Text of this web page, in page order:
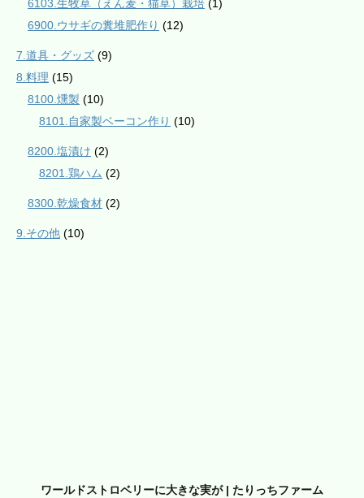
6103.生牧草（えん麦・猫草）栽培 (1)
6900.ウサギの糞堆肥作り (12)
7.道具・グッズ (9)
8.料理 (15)
8100.燻製 (10)
8101.自家製ベーコン作り (10)
8200.塩漬け (2)
8201.鶏ハム (2)
8300.乾燥食材 (2)
9.その他 (10)
ワールドストロベリーに大きな実が | たりっちファーム